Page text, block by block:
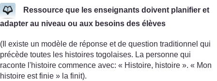
Ressource que les enseignants doivent planifier et
adapter au niveau ou aux besoins des élèves
(Il existe un modèle de réponse et de question traditionnel qui
précède toutes les histoires togolaises. La personne qui
raconte l'histoire commence avec: « Histoire, histoire ». « Mon
histoire est finie » la finit).